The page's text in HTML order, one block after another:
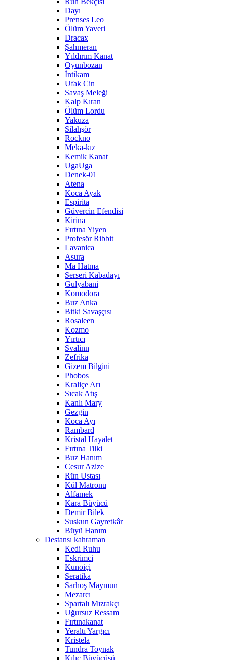
Dayı
Prenses Leo
Ölüm Yaveri
Dracax
Şahmeran
Yıldırım Kanat
Oyunbozan
İntikam
Ufak Cin
Savaş Meleği
Kalp Kıran
Ölüm Lordu
Yakuza
Silahşör
Rockno
Meka-kız
Kemik Kanat
UgaUga
Denek-01
Atena
Koca Ayak
Espirita
Güvercin Efendisi
Kirina
Fırtına Yiyen
Profesör Ribbit
Lavanica
Asura
Ma Hatma
Serseri Kabadayı
Gulyabani
Komodora
Buz Anka
Bitki Savaşçısı
Rosaleen
Kozmo
Yırtıcı
Svalinn
Zefrika
Gizem Bilgini
Phobos
Kraliçe Arı
Sıcak Atış
Kanlı Mary
Gezgin
Koca Ayı
Rambard
Kristal Hayalet
Fırtına Tilki
Buz Hanım
Cesur Azize
Rün Ustası
Kül Matronu
Alfamek
Kara Büyücü
Demir Bilek
Suskun Gayretkâr
Büyü Hanım
Destansı kahraman
Kedi Ruhu
Eskrimci
Kunoiçi
Seratika
Sarhoş Maymun
Mezarcı
Spartalı Mızrakçı
Uğursuz Ressam
Fırtınakanat
Yeraltı Yargıcı
Kristela
Tundra Toynak